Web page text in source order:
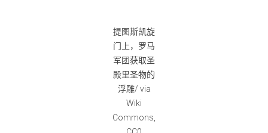
提图斯凯旋
门上，罗马
军团获取圣
殿里圣物的
浮雕/ via
Wiki
Commons,